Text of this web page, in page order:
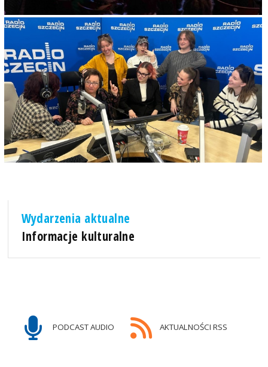
Wydarzenia aktualne
Informacje kulturalne
PODCAST AUDIO AKTUALNOŚCI RSS